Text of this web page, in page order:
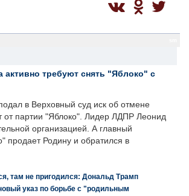
активно требуют снять "Яблоко" с
в Верховный суд иск об отмене
от партии "Яблоко". Лидер ЛДПР Леонид
организацией. А главный
продает Родину и обратился в
там не пригодился: Дональд Трамп
указ по борьбе с "родильным